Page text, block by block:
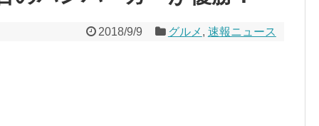
2018/9/9 グルメ , 速報ニュース